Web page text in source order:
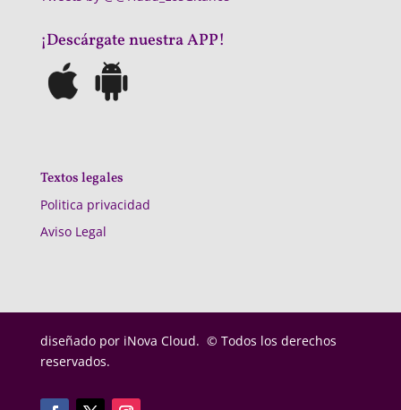
¡Descárgate nuestra APP!
Textos legales
Politica privacidad
Aviso Legal
diseñado por iNova Cloud. © Todos los derechos
reservados.